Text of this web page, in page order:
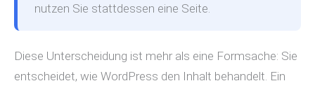
nutzen Sie stattdessen eine Seite.
Diese Unterscheidung ist mehr als eine Formsache: Sie
entscheidet, wie WordPress den Inhalt behandelt. Ein